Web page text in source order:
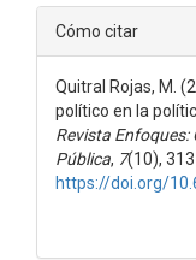
Detalles
del
artículo
Cómo citar
Quitral Rojas, M.
político en la
Revista
Pública, 7(10),
https://doi.org/